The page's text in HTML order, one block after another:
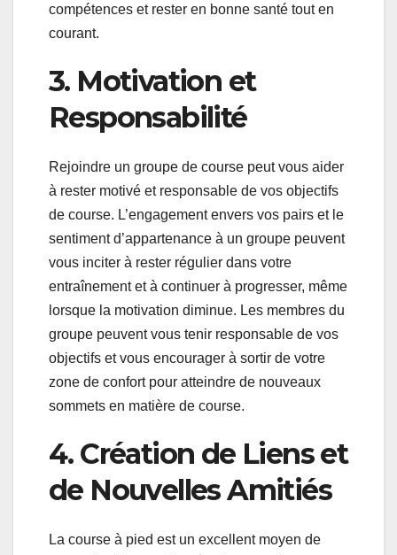
compétences et rester en bonne santé tout en
courant.
3. Motivation et
Responsabilité
Rejoindre un groupe de course peut vous aider
à rester motivé et responsable de vos objectifs
de course. L’engagement envers vos pairs et le
sentiment d’appartenance à un groupe peuvent
vous inciter à rester régulier dans votre
entraînement et à continuer à progresser, même
lorsque la motivation diminue. Les membres du
groupe peuvent vous tenir responsable de vos
objectifs et vous encourager à sortir de votre
zone de confort pour atteindre de nouveaux
sommets en matière de course.
4. Création de Liens et
de Nouvelles Amitiés
La course à pied est un excellent moyen de